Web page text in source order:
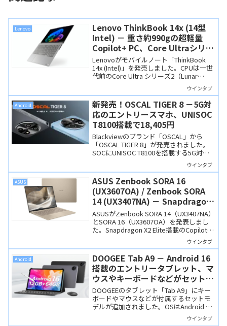
Lenovo
Lenovo ThinkBook 14x (14型
Intel) － 重さ約990gの超軽量
Copilot+ PC、Core Ultraシリー
ズ2搭載でお買い得感もあり
Lenovoがモバイルノート「ThinkBook
14x (Intel)」を発売しました。CPUは一世
代前のCore Ultra シリーズ2（Lunar
Lake）ですが性能は高く、Copilot+ PCの
要件を満たしています。1キロを切る超軽
量ながらSSDの増設に対応するなど、機
能性にも優れた製品です。
ウインタブ
Android
新発売！OSCAL TIGER 8 －5G対
応のエントリースマホ、UNISOC
T8100搭載で18,405円
Blackviewのブランド「OSCAL」から
「OSCAL TIGER 8」が発売されました。
SOCにUNISOC T8100を搭載する5G対応
のエントリースマホで、10月27日現在
Amazonで発売記念セール中、18,405円
で購入できます。
ウインタブ
ASUS
ASUS Zenbook SORA 16
(UX3607OA) / Zenbook SORA
14 (UX3407NA) － Snapdragon
X2 Elite搭載、16インチモデルで
も1.2kgの超軽量Copilot+ PC
ASUSがZenbook SORA 14（UX3407NA）
とSORA 16（UX3607OA）を発表しまし
た。Snapdragon X2 Elite搭載のCopilot+
PCで、NPU性能は最大80TOPSに達しま
す。SORA 14は990g、SORA 16は1.2kgの
軽量設計。有機ELディスプレイやセラル
ミナム筐体を採用し、3月下旬発売予定で
す。
ウインタブ
Android
DOOGEE Tab A9 － Android 16
搭載のエントリータブレット、マ
ウスやキーボードなどがセットに
なって12,949円
DOOGEEのタブレット「Tab A9」にキー
ボードやマウスなどが付属するセットモ
デルが追加されました。OSはAndroid 16
で価格は12,949円。非常に安価な製品で
すが、用途を絞り込んだ使い方になると
ウインタブ